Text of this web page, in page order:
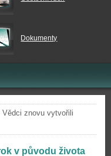
Dokumenty
Vědci znovu vytvořili
v původu života